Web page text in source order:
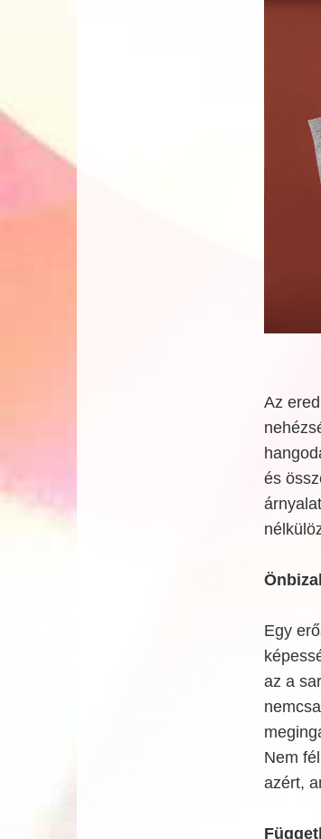
Az
és
Egy
az a
Nem
azért,